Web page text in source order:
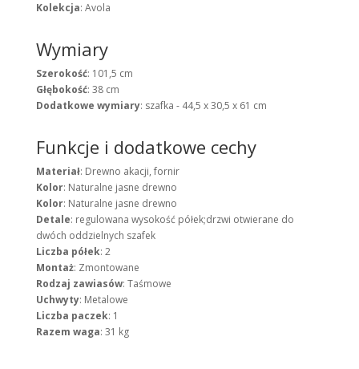
Kolekcja: Avola
Wymiary
Szerokość: 101,5 cm
Głębokość: 38 cm
Dodatkowe wymiary: szafka - 44,5 x 30,5 x 61 cm
Funkcje i dodatkowe cechy
Materiał: Drewno akacji, fornir
Kolor: Naturalne jasne drewno
Kolor: Naturalne jasne drewno
Detale: regulowana wysokość półek;drzwi otwierane do
dwóch oddzielnych szafek
Liczba półek: 2
Montaż: Zmontowane
Rodzaj zawiasów: Taśmowe
Uchwyty: Metalowe
Liczba paczek: 1
Razem waga: 31 kg